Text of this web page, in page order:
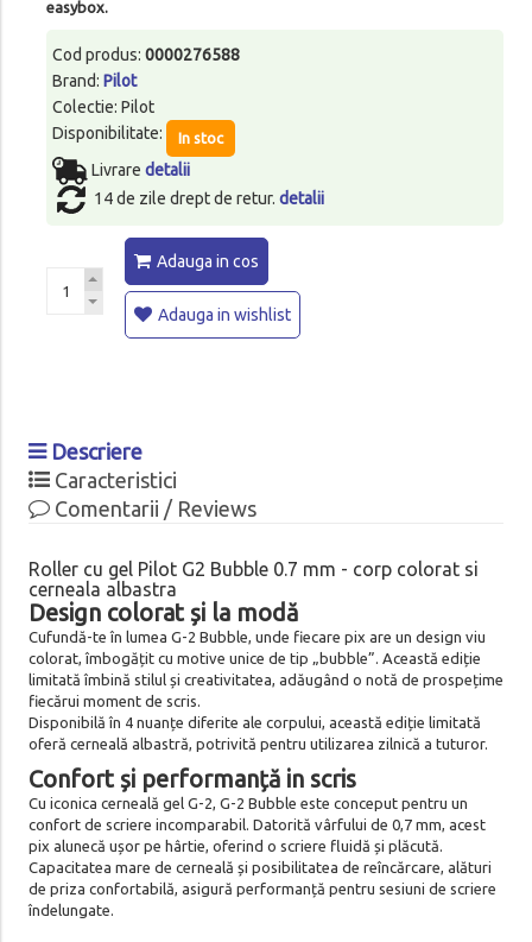
easybox.
Cod produs: 0000276588
Brand: Pilot
Colectie: Pilot
Disponibilitate:
In stoc
Livrare detalii
14 de zile drept de retur. detalii
Adauga in cos
Adauga in wishlist
Descriere
Caracteristici
Comentarii / Reviews
Roller cu gel Pilot G2 Bubble 0.7 mm - corp colorat si
cerneala albastra
Design colorat și la modă
Cufundă-te în lumea G-2 Bubble, unde fiecare pix are un design viu
colorat, îmbogățit cu motive unice de tip „bubble”. Această ediție
limitată îmbină stilul și creativitatea, adăugând o notă de prospețime
fiecărui moment de scris.
Disponibilă în 4 nuanțe diferite ale corpului, această ediție limitată
oferă cerneală albastră, potrivită pentru utilizarea zilnică a tuturor.
Confort și performanță in scris
Cu iconica cerneală gel G-2, G-2 Bubble este conceput pentru un
confort de scriere incomparabil. Datorită vârfului de 0,7 mm, acest
pix alunecă ușor pe hârtie, oferind o scriere fluidă și plăcută.
Capacitatea mare de cerneală și posibilitatea de reîncărcare, alături
de priza confortabilă, asigură performanță pentru sesiuni de scriere
îndelungate.